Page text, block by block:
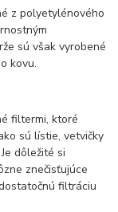
z polyetylénového
sú však vyrobené
kovu.
filtermi, ktoré
sú lístie, vetvičky
dôležité si
znečisťujúce
filtráciu